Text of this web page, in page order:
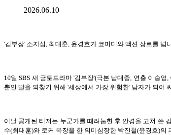
2026.06.10
'김부장' 소지섭, 최대훈, 윤경호가 코미디와 액션 장르를 넘
10일 SBS 새 금토드라마 '김부장'(극본 남대중, 연출 이승
뿐인 딸을 되찾기 위해 '세상에서 가장 위험한' 남자가 되어
이날 공개된 티저는 누군가를 때려눕힌 후 안경을 고쳐 쓴
수(최대훈)와 로커 복장을 한 의미심장한 박진철(윤경호)의